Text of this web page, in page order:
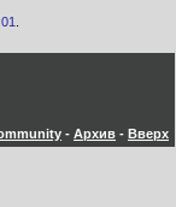
- Архив - Вверх